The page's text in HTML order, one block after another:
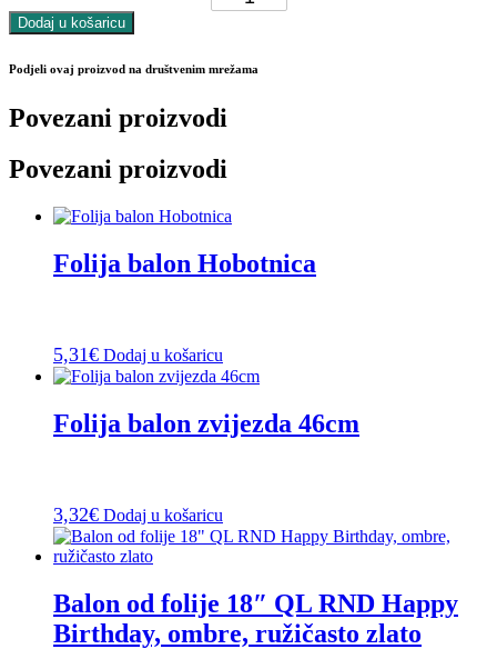
Dodaj u košaricu
Podjeli ovaj proizvod na društvenim mrežama
Povezani proizvodi
Povezani proizvodi
Folija balon Hobotnica
5,31€ Dodaj u košaricu
Folija balon zvijezda 46cm
3,32€ Dodaj u košaricu
Balon od folije 18″ QL RND Happy
Birthday, ombre, ružičasto zlato